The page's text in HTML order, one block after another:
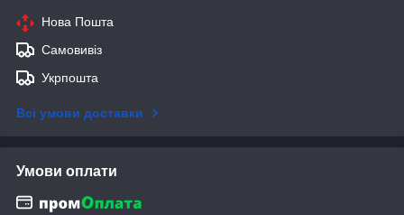
Нова Пошта
Самовивіз
Укрпошта
Всі умови доставки
Умови оплати